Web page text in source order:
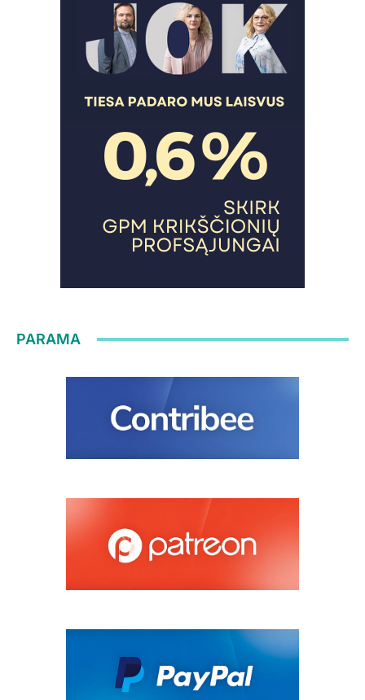
PARAMA